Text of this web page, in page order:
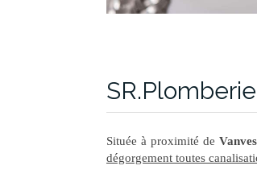
Située à proximité de Vanves
dégorgement toutes